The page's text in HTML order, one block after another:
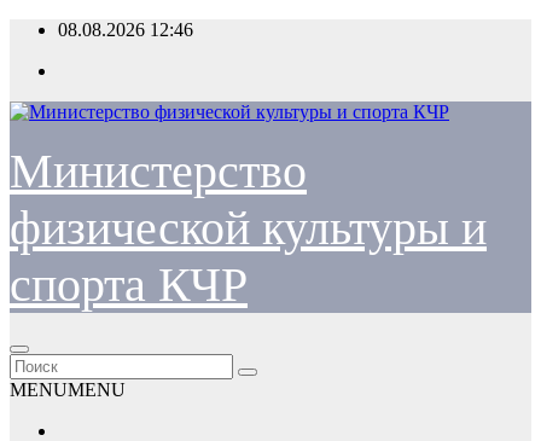
Перейти
содержимому
08.08.2026 12:46
Министерство
физической культуры и
спорта КЧР
MENUMENU